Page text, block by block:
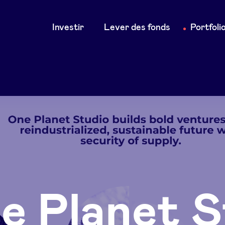
Main
Investir Lever des fonds
Planet